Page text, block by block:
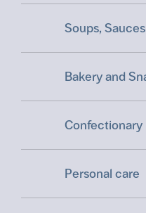
Soups,
Bakery and
Confectionary
Personal care